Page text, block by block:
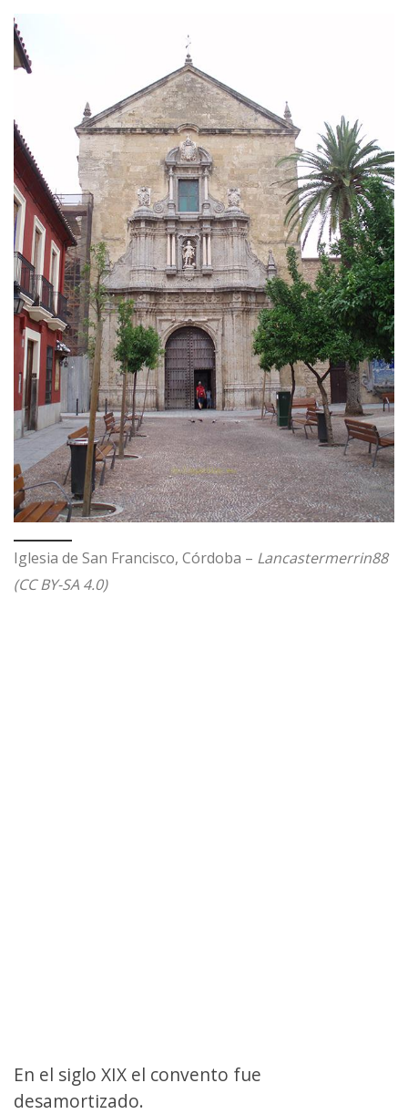
Iglesia de San Francisco, Córdoba – Lancastermerrin88
(CC BY-SA 4.0)
En el siglo XIX el convento fue
desamortizado.